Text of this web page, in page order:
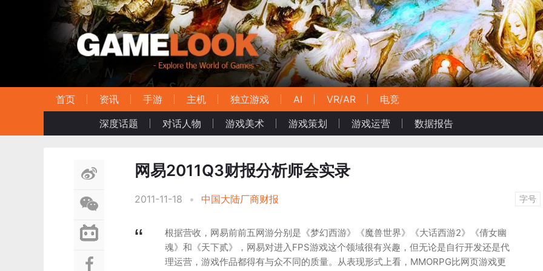
首页 资讯 手游 主机 独立游戏 AI VR/AR
电竞
深度话题
对话人物 游戏美术 游戏策划 游戏运营 数据报告
网易2011Q3财报分析师会实录
2011-11-18 • 中国大陆厂商财报 字号
根据营收，网易前前五网游分别是《梦幻西游》《魔兽世界》《大话西游2》《倩女幽
魂》和《天下贰》，网易对进入FPS游戏这个领域很有兴趣，但无论是自行开发还是代
理运营，游戏作品都得有与众不同的质量。从表现形式上看，MMORPG比网页游戏更